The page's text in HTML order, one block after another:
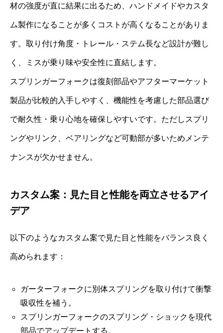
材の強度が直に結果に出るため、ハンドメイドやカスタ
ム製作になることが多くコストが高くなることがありま
す。取り付け角度・トレール・ステム長など設計が難し
く、ミスが乗り味や安全性に直結します。
スプリンガーフォークは復刻部品やアフターマーケット
製品が比較的入手しやすく、機能性を考慮した部品選び
で耐久性・乗り心地を確保しやすいです。ただしスプリ
ングやリンク、ベアリングなど可動部が多いためメンテ
ナンスが欠かせません。
カスタム案：見た目と性能を両立させるアイ
デア
以下のようなカスタム案で見た目と性能をバランス良く
高められます：
ガーターフォークに別体スプリングを取り付けて衝撃
吸収性を補う。
スプリンガーフォークのスプリング・ショックを現代
部品でアップデートする。